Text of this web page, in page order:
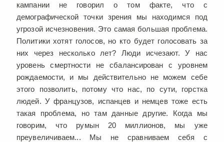
кампании не говорил о том факте, что с
демографической точки зрения мы находимся под
угрозой исчезновения. Это самая большая проблема.
Политики хотят голосов, но кто будет голосовать за
них через несколько лет? Люди исчезают. У нас
уровень смертности не сбалансирован с уровнем
рождаемости, и мы действительно не можем себе
этого позволить, потому что нас, по сути, горстка
людей. У французов, испанцев и немцев тоже есть
такая проблема, но там данные другие. Когда мы
говорим, что румын 20 миллионов, мы уже
преувеличиваем... Мы не сравниваем себя с